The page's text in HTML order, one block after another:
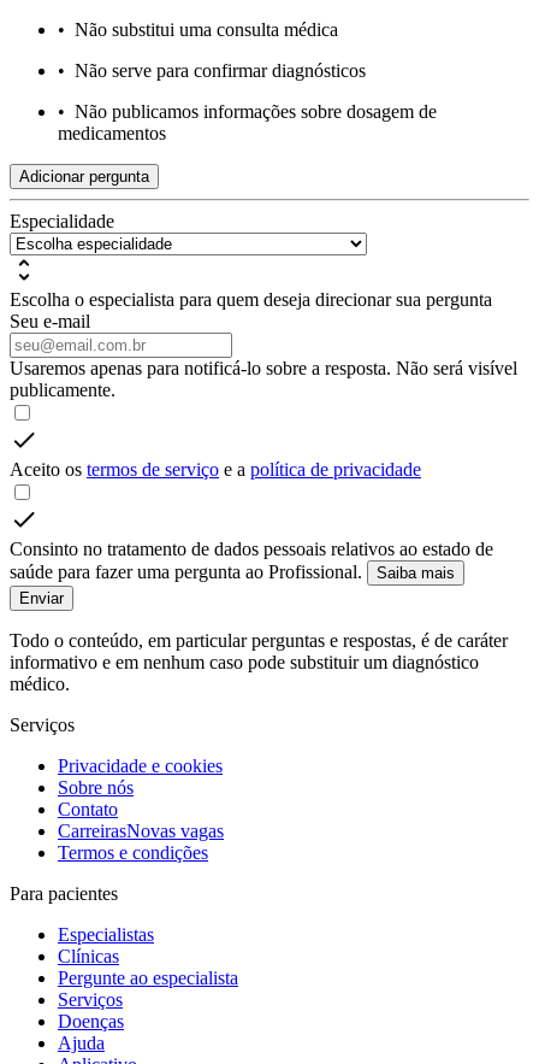
• Não substitui uma consulta médica
• Não serve para confirmar diagnósticos
• Não publicamos informações sobre dosagem de
medicamentos
Adicionar pergunta
Especialidade
Escolha o especialista para quem deseja direcionar sua pergunta
Seu e-mail
Usaremos apenas para notificá-lo sobre a resposta. Não será visível
publicamente.
Aceito os termos de serviço e a política de privacidade
Consinto no tratamento de dados pessoais relativos ao estado de
saúde para fazer uma pergunta ao Profissional.
Saiba mais
Enviar
Todo o conteúdo, em particular perguntas e respostas, é de caráter
informativo e em nenhum caso pode substituir um diagnóstico
médico.
Serviços
Privacidade e cookies
Sobre nós
Contato
CarreirasNovas vagas
Termos e condições
Para pacientes
Especialistas
Clínicas
Pergunte ao especialista
Serviços
Doenças
Ajuda